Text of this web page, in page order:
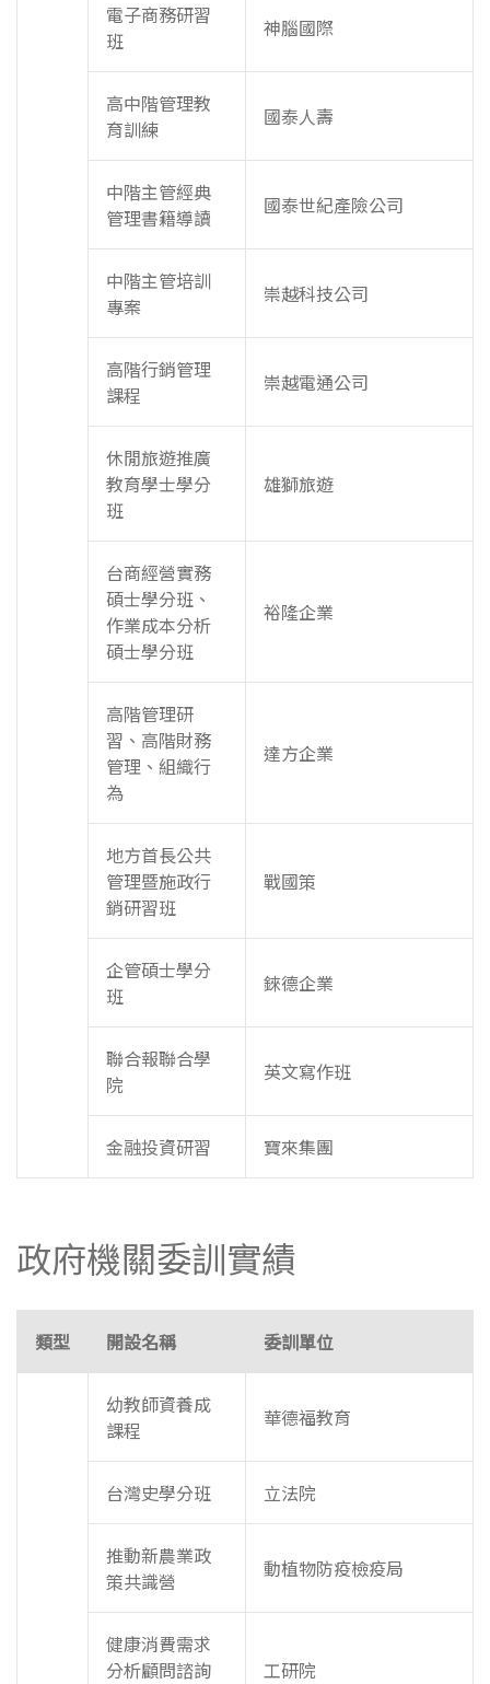
電子商務研習
班
神腦國際
高中階管理教
育訓練
國泰人壽
中階主管經典
管理書籍導讀
國泰世紀產險公司
中階主管培訓
專案
崇越科技公司
高階行銷管理
課程
崇越電通公司
休閒旅遊推廣
教育學士學分
班
雄獅旅遊
台商經營實務
碩士學分班、
作業成本分析
碩士學分班
裕隆企業
高階管理研
習、高階財務
管理、組織行
為
達方企業
地方首長公共
管理暨施政行
銷研習班
戰國策
企管碩士學分
班
錸德企業
聯合報聯合學
院
英文寫作班
金融投資研習 寶來集團
政府機關委訓實績
類型 開設名稱 委訓單位
幼教師資養成
課程
華德福教育
台灣史學分班 立法院
推動新農業政
策共識營
動植物防疫檢疫局
健康消費需求
分析顧問諮詢
工研院